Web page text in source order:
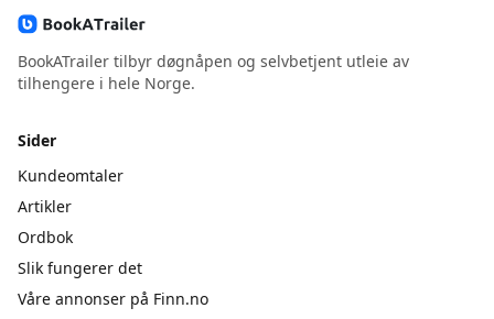
BookATrailer tilbyr døgnåpen og selvbetjent utleie av
tilhengere i hele Norge.
Sider
Kundeomtaler
Artikler
Ordbok
Slik fungerer det
Våre annonser på Finn.no